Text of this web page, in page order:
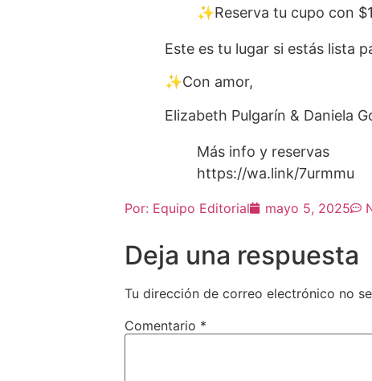
✨Reserva tu cupo con
Este es tu lugar si estás lista
✨Con amor,
Elizabeth Pulgarín & Daniela
Más info y reservas
https://wa.link/7urmmu
Por: Equipo Editorial mayo 5, 2025
Deja una respuesta
Tu dirección de correo electrónico no
Comentario *